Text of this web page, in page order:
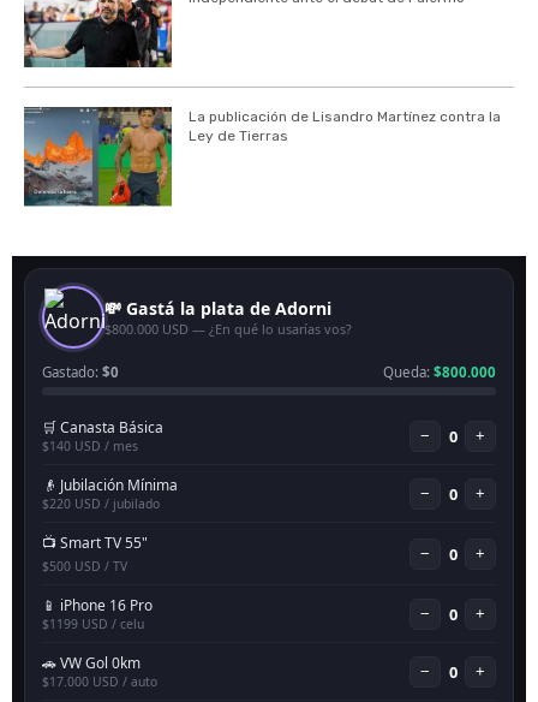
La publicación de Lisandro Martínez contra la
Ley de Tierras